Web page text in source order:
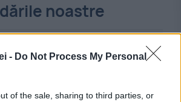
- Do Not Process My Personal
of the sale, sharing to third parties, or
noastre